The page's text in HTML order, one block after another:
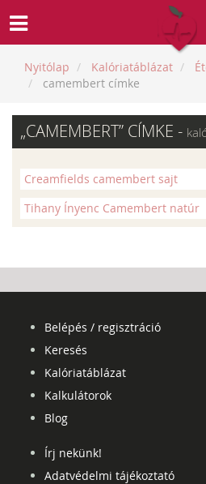
Nyitólap Kalóriatáblázat
camembert címke
„CAMEMBERT” CÍMKE -
Creamfields camembert sajt
Tihany Ínyenc Camembert natúr
Belépés / regisztráció
Keresés
Kalóriatáblázat
Kalkulátorok
Blog
Írj nekünk!
Adatvédelmi tájékoztató